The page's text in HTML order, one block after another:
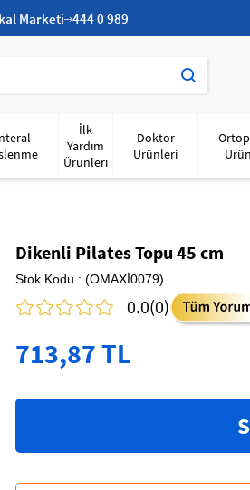
Marketi 444 0 989
İlk
Yardım
Ürünleri
Doktor
Ürünleri
Dikenli Pilates Topu 45 cm
Stok Kodu (OMAXİ0079)
0.0(0)
713,87 TL